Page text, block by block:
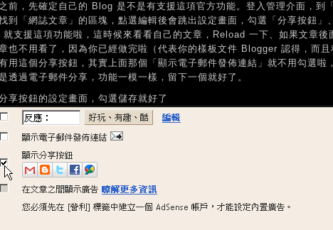
前，先確定自己的 Blog 是不是有支援這項官方功能。登入管理介面，到
到「網誌文章」的區塊，點選編輯後會跳出設定畫面，勾選「分享按鈕」
就支援這項功能啦，這時候來看看自己的文章，Reload 一下、如果文章後
也不用看了，因為你已經做完啦（代表你的樣板文件 Blogger 認得，而且
用這個分享按鈕，其實上面那個「顯示電子郵件發佈連結」就不用勾選啦
透過電子郵件分享，功能一模一樣，留下一個就好了。
享按鈕的設定畫面，勾選儲存就好了